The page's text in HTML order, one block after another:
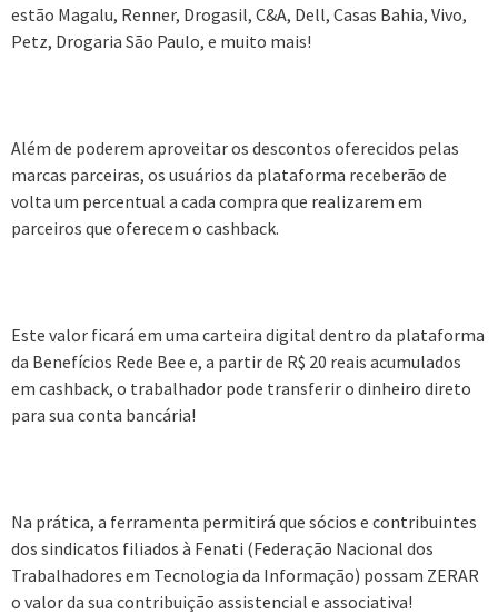
estão Magalu, Renner, Drogasil, C&A, Dell, Casas Bahia, Vivo,
Petz, Drogaria São Paulo, e muito mais!
Além de poderem aproveitar os descontos oferecidos pelas
marcas parceiras, os usuários da plataforma receberão de
volta um percentual a cada compra que realizarem em
parceiros que oferecem o cashback.
Este valor ficará em uma carteira digital dentro da plataforma
da Benefícios Rede Bee e, a partir de R$ 20 reais acumulados
em cashback, o trabalhador pode transferir o dinheiro direto
para sua conta bancária!
Na prática, a ferramenta permitirá que sócios e contribuintes
dos sindicatos filiados à Fenati (Federação Nacional dos
Trabalhadores em Tecnologia da Informação) possam ZERAR
o valor da sua contribuição assistencial e associativa!